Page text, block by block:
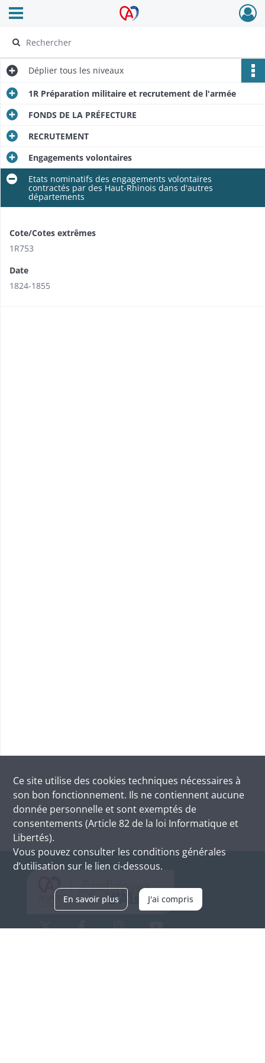
Archives Alsace - Colmar
Ouvrir le menu déroulant
Déplier tous les niveaux
1R Préparation militaire et recrutement de l'armée
FONDS DE LA PRÉFECTURE
RECRUTEMENT
Engagements volontaires
Etats nominatifs des engagements volontaires
contractés par des Haut-Rhinois dans d'autres
départements
Cote/Cotes extrêmes
1R753
Date
1824-1855
Ce site utilise des cookies techniques nécessaires à
son bon fonctionnement. Ils ne contiennent aucune
donnée personnelle et sont exemptés de
consentements (Article 82 de la loi Informatique et
Libertés).
Vous pouvez consulter les conditions générales
d’utilisation sur le lien ci-dessous.
En savoir plus J'ai compris